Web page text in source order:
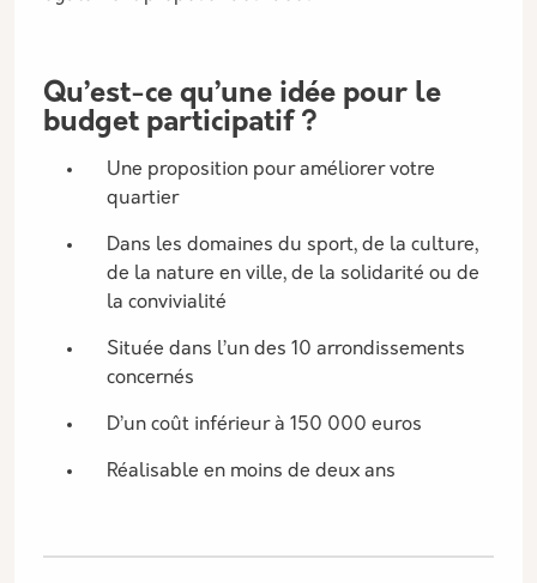
Qu’est-ce qu’une idée pour le
budget participatif ?
Une proposition pour améliorer votre
quartier
Dans les domaines du sport, de la culture,
de la nature en ville, de la solidarité ou de
la convivialité
Située dans l’un des 10 arrondissements
concernés
D’un coût inférieur à 150 000 euros
Réalisable en moins de deux ans